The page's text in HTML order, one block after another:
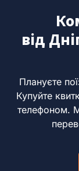
від
Плануєте
Купуйте
телефоном.